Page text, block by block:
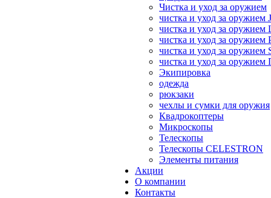
Чистка и уход за оружием
чистка и уход за оружием
чистка и уход за оружием
чистка и уход за оружием
чистка и уход за оружием
чистка и уход за
Экипировка
одежда
рюкзаки
чехлы и сумки для оружия
Квадрокоптеры
Микроскопы
Телескопы
Телескопы CELESTRON
Элементы питания
Акции
О компании
Контакты